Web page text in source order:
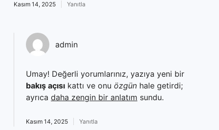
Kasım 14, 2025 Yanıtla
admin
Umay! Değerli yorumlarınız, yazıya yeni bir
bakış açısı kattı ve onu özgün hale getirdi;
ayrıca daha zengin bir anlatım sundu.
Kasım 14, 2025 Yanıtla